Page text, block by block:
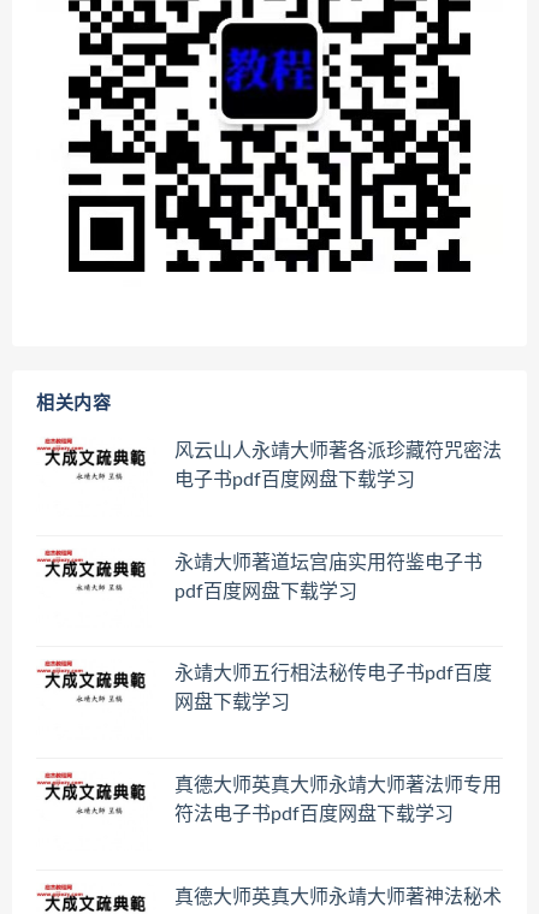
相关内容
风云山人永靖大师著各派珍藏符咒密法
电子书pdf百度网盘下载学习
永靖大师著道坛宫庙实用符鉴电子书
pdf百度网盘下载学习
永靖大师五行相法秘传电子书pdf百度
网盘下载学习
真德大师英真大师永靖大师著法师专用
符法电子书pdf百度网盘下载学习
真德大师英真大师永靖大师著神法秘术